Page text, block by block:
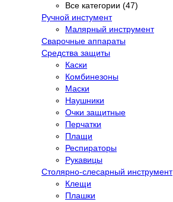
Все категории (47)
Ручной инстумент
Малярный инструмент
Сварочные аппараты
Средства защиты
Каски
Комбинезоны
Маски
Наушники
Очки защитные
Перчатки
Плащи
Респираторы
Рукавицы
Столярно-слесарный инструмент
Клещи
Плашки